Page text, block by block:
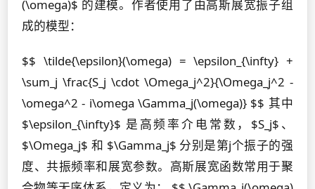
(\omega)$ 的建模。作者使用了由高斯展宽振子组
成的模型：
$$ \tilde{\epsilon}(\omega) = \epsilon_{\infty} +
\sum_j \frac{S_j \cdot \Omega_j^2}{\Omega_j^2 -
\omega^2 - i\omega \Gamma_j(\omega)} $$ 其中
$\epsilon_{\infty}$ 是高频率介电常数，$S_j$、
$\Omega_j$ 和 $\Gamma_j$ 分别是第j个振子的强
度、共振频率和展宽参数。高斯展宽函数常用于聚